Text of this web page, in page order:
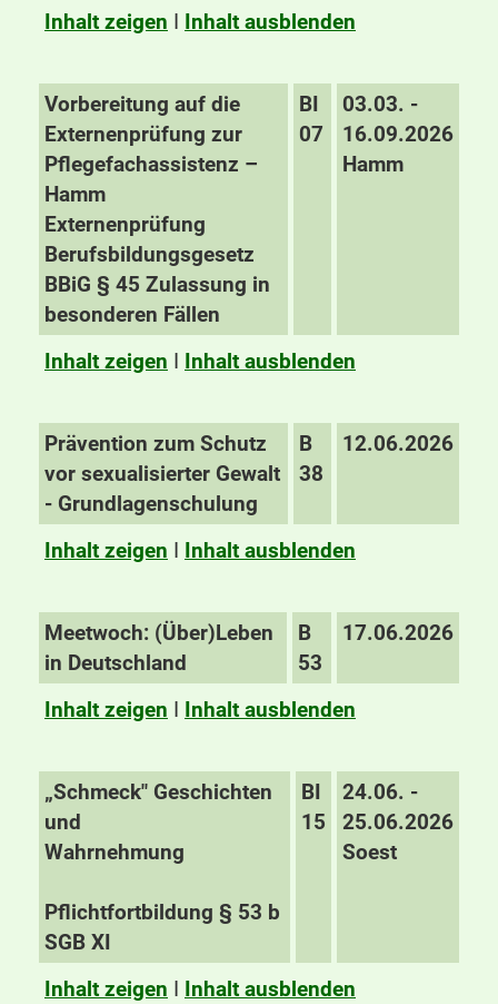
Inhalt zeigen I Inhalt ausblenden
Vorbereitung auf die
Externenprüfung zur
Pflegefachassistenz –
Hamm
Externenprüfung
Berufsbildungsgesetz
BBiG § 45 Zulassung in
besonderen Fällen
BI
07
03.03. -
16.09.2026
Hamm
Inhalt zeigen I Inhalt ausblenden
Prävention zum Schutz
vor sexualisierter Gewalt
- Grundlagenschulung
B
38
12.06.2026
Inhalt zeigen I Inhalt ausblenden
Meetwoch: (Über)Leben
in Deutschland
B
53
17.06.2026
Inhalt zeigen I Inhalt ausblenden
„Schmeck" Geschichten
und
Wahrnehmung
Pflichtfortbildung § 53 b
SGB XI
BI
15
24.06. -
25.06.2026
Soest
Inhalt zeigen I Inhalt ausblenden